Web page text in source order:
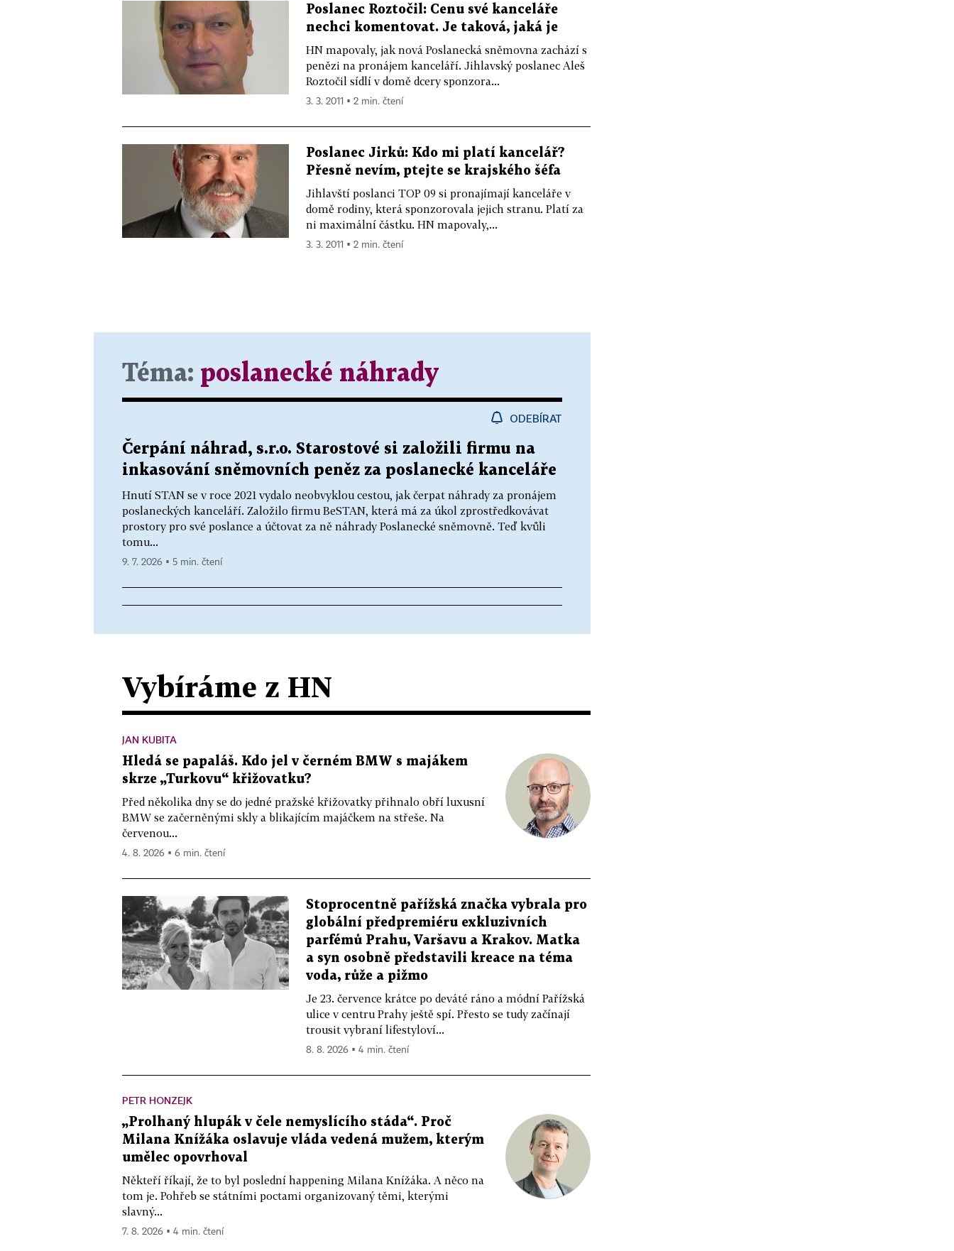
Poslanec Roztočil: Cenu své kanceláře
nechci komentovat. Je taková, jaká je
HN mapovaly, jak nová Poslanecká sněmovna zachází s
penězi na pronájem kanceláří. Jihlavský poslanec Aleš
Roztočil sídlí v domě dcery sponzora...
3. 3. 2011 ▪ 2 min. čtení
Poslanec Jirků: Kdo mi platí kancelář?
Přesně nevím, ptejte se krajského šéfa
Jihlavští poslanci TOP 09 si pronajímají kanceláře v
domě rodiny, která sponzorovala jejich stranu. Platí za
ni maximální částku. HN mapovaly,...
3. 3. 2011 ▪ 2 min. čtení
Téma: poslanecké náhrady
ODEBÍRAT
Čerpání náhrad, s.r.o. Starostové si založili firmu na
inkasování sněmovních peněz za poslanecké kanceláře
Hnutí STAN se v roce 2021 vydalo neobvyklou cestou, jak čerpat náhrady za pronájem
poslaneckých kanceláří. Založilo firmu BeSTAN, která má za úkol zprostředkovávat
prostory pro své poslance a účtovat za ně náhrady Poslanecké sněmovně. Teď kvůli
tomu...
9. 7. 2026 ▪ 5 min. čtení
Vybíráme z HN
JAN KUBITA
Hledá se papaláš. Kdo jel v černém BMW s majákem
skrze „Turkovu“ křižovatku?
Před několika dny se do jedné pražské křižovatky přihnalo obří luxusní
BMW se začerněnými skly a blikajícím majáčkem na střeše. Na
červenou...
4. 8. 2026 ▪ 6 min. čtení
Stoprocentně pařížská značka vybrala pro
globální předpremiéru exkluzivních
parfémů Prahu, Varšavu a Krakov. Matka
a syn osobně představili kreace na téma
voda, růže a pižmo
Je 23. července krátce po deváté ráno a módní Pařížská
ulice v centru Prahy ještě spí. Přesto se tudy začínají
trousit vybraní lifestyloví...
8. 8. 2026 ▪ 4 min. čtení
PETR HONZEJK
„Prolhaný hlupák v čele nemyslícího stáda“. Proč
Milana Knížáka oslavuje vláda vedená mužem, kterým
umělec opovrhoval
Někteří říkají, že to byl poslední happening Milana Knížáka. A něco na
tom je. Pohřeb se státními poctami organizovaný těmi, kterými
slavný...
7. 8. 2026 ▪ 4 min. čtení